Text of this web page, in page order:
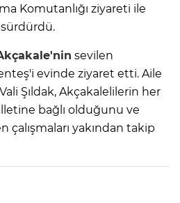
Komutanlığı ziyareti ile
sürdürdü.
sevilen
evinde ziyaret etti. Aile
Şıldak, Akçakalelilerin her
bağlı olduğunu ve
çalışmaları yakından takip